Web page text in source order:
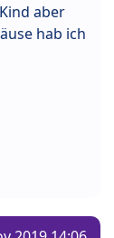
aber
hab ich